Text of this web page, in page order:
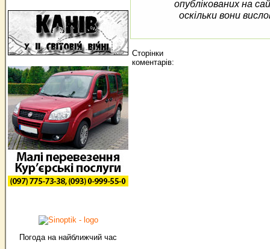
Погода на найближчий час
опублікованих на
оскільки вони
Сторінки
коментарів: